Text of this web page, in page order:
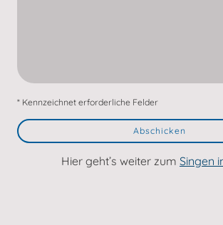
* Kennzeichnet erforderliche Felder
Abschicken
Hier geht’s weiter zum Singen